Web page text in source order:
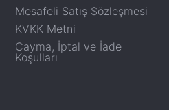
Mesafeli Satış Sözleşmesi
KVKK Metni
Cayma, İptal ve İade
Koşulları